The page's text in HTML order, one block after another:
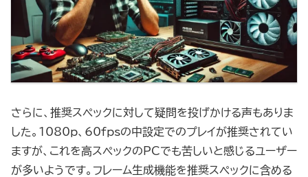
さらに、推奨スペックに対して疑問を投げかける声もありま
した。1080p、60fpsの中設定でのプレイが推奨されてい
ますが、これを高スペックのPCでも苦しいと感じるユーザー
が多いようです。フレーム生成機能を推奨スペックに含める